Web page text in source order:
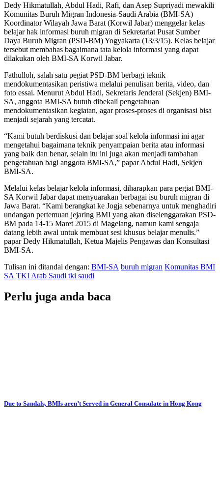
Dedy Hikmatullah, Abdul Hadi, Rafi, dan Asep Supriyadi mewakili
Komunitas Buruh Migran Indonesia-Saudi Arabia (BMI-SA)
Koordinator Wilayah Jawa Barat (Korwil Jabar) menggelar kelas
belajar hak informasi buruh migran di Sekretariat Pusat Sumber
Daya Buruh Migran (PSD-BM) Yogyakarta (13/3/15). Kelas belajar
tersebut membahas bagaimana tata kelola informasi yang dapat
dilakukan oleh BMI-SA Korwil Jabar.
Fathulloh, salah satu pegiat PSD-BM berbagi teknik
mendokumentasikan peristiwa melalui penulisan berita, video, dan
foto essai. Menurut Abdul Hadi, Sekretaris Jenderal (Sekjen) BMI-
SA, anggota BMI-SA butuh dibekali pengetahuan
mendokumentasikan kegiatan, agar proses-proses di organisasi bisa
menjadi sejarah yang tercatat.
“Kami butuh berdiskusi dan belajar soal kelola informasi ini agar
mengetahui bagaimana teknik penyampaian berita atau informasi
yang baik dan benar, selain itu ini juga akan menjadi tambahan
pengetahuan bagi anggota BMI-SA,” papar Abdul Hadi, Sekjen
BMI-SA.
Melalui kelas belajar kelola informasi, diharapkan para pegiat BMI-
SA Korwil Jabar dapat menyuarakan berbagai isu buruh migran di
Jawa Barat. “Kami berangkat ke Jogja sebenarnya untuk menghadiri
undangan pertemuan jejaring BMI yang akan diselenggarakan PSD-
BM pada 14-15 Maret 2015 di Magelang, namun kami sengaja
datang lebih awal untuk membuat sesi khusus belajar menulis.”
papar Dedy Hikmatullah, Ketua Majelis Pengawas dan Konsultasi
BMI-SA.
Tulisan ini ditandai dengan: BMI-SA buruh migran Komunitas BMI
SA TKI Arab Saudi tki saudi
Perlu juga anda baca
Due to Sandals, BMIs aren’t Served in General Consulate in Hong Kong